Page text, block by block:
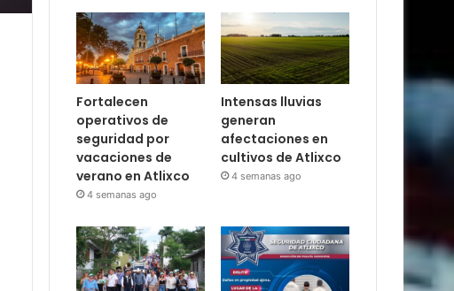
Fortalecen
operativos de
seguridad por
vacaciones de
verano en Atlixco
4 semanas ago
Intensas lluvias
generan
afectaciones en
cultivos de Atlixco
4 semanas ago